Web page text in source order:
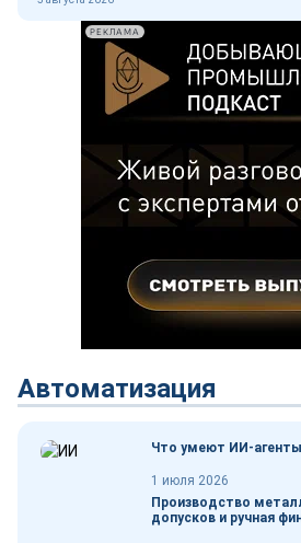
РЕКЛАМА
Автоматизация
Что умеют ИИ-
1 июля 2026
Производство
допусков и ручная